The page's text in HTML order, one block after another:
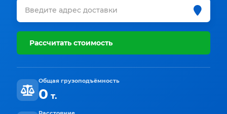
Рассчитать стоимость
Общая грузоподъёмность
0 т.